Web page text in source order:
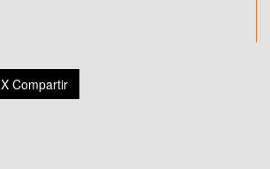
X Compartir